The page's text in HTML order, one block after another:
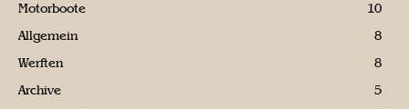
Motorboote
10
Allgemein
8
Werften
8
Archive
5